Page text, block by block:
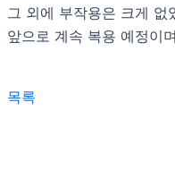
그 외에 부작용은 크게
앞으로 계속 복용 예정이
목록